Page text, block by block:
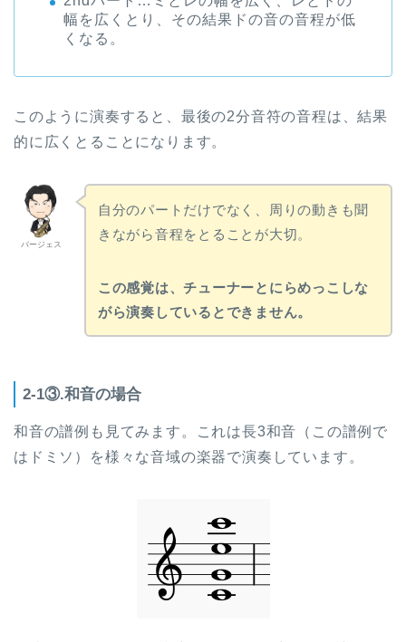
幅を広くとり、その結果ドの音の音程が低
くなる。
このように演奏すると、最後の2分音符の音程は、結果
的に広くとることになります。
バージェス
自分のパートだけでなく、周りの動きも聞
きながら音程をとることが大切。
この感覚は、チューナーとにらめっこしな
がら演奏しているとできません。
2-1③.和音の場合
和音の譜例も見てみます。これは長3和音（この譜例で
はドミソ）を様々な音域の楽器で演奏しています。